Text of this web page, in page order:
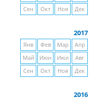
Сен
Окт Ноя Дек
2017
Янв Фев Мар
Апр
Май
Июн Июл
Авг
Сен
Окт Ноя Дек
2016